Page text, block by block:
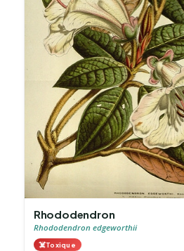
Rhododendron
Rhododendron edgeworthii
☠️Toxique